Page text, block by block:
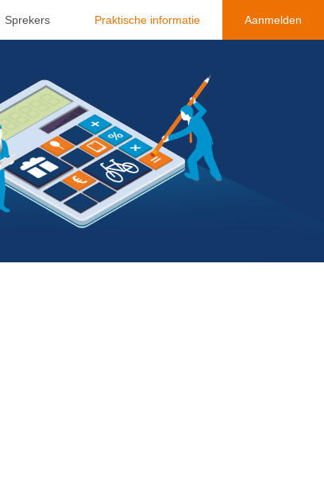
Sprekers Praktische informatie Aanmelden